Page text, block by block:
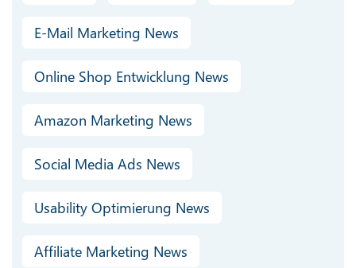
E-Mail Marketing News
Online Shop Entwicklung News
Amazon Marketing News
Social Media Ads News
Usability Optimierung News
Affiliate Marketing News